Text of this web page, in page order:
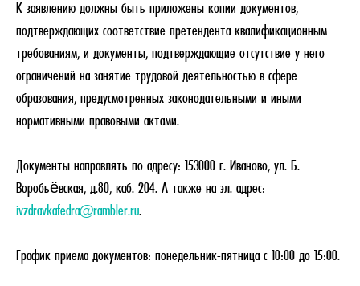
К заявлению должны быть приложены копии документов,
подтверждающих соответствие претендента квалификационным
требованиям, и документы, подтверждающие отсутствие у него
ограничений на занятие трудовой деятельностью в сфере
образования, предусмотренных законодательными и иными
нормативными правовыми актами.
Документы направлять по адресу: 153000 г. Иваново, ул. Б.
Воробьёвская, д.80, каб. 204. А также на эл. адрес:
ivzdravkafedra@rambler.ru.
График приема документов: понедельник-пятница с 10:00 до 15:00.